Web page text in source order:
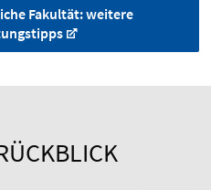
Fakultät: weitere